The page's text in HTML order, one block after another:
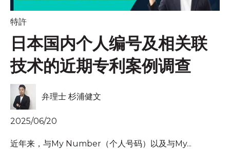
特許
日本国内个人编号及相关联
技术的近期专利案例调查
弁理士 杉浦健文
2025/06/20
近年来，与My Number（个人号码）以及与My...